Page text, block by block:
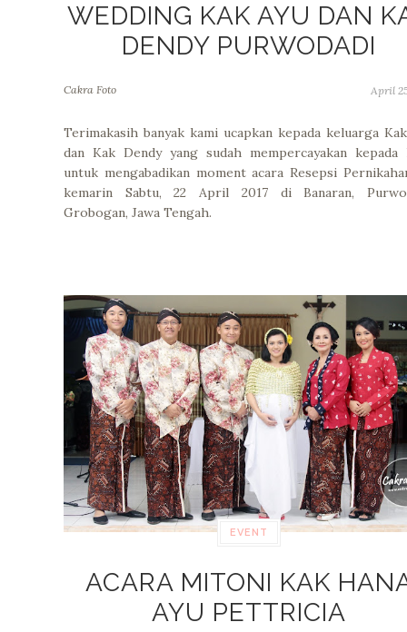
WEDDING KAK AYU DAN
DENDY PURWODADI
Cakra Foto April
Terimakasih banyak kami ucapkan kepada keluarga
dan Kak Dendy yang sudah mempercayakan kepada
untuk mengabadikan moment acara Resepsi
kemarin Sabtu, 22 April 2017 di Banaran,
Grobogan, Jawa Tengah.
EVENT
ACARA MITONI KAK
AYU PETTRICIA